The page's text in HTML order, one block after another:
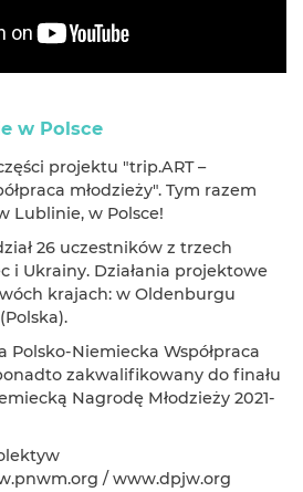
w Polsce
projektu "trip.ART –
młodzieży". Tym razem
Lublinie, w Polsce!
26 uczestników z trzech
i Ukrainy. Działania projektowe
krajach: w Oldenburgu
Polsko-Niemiecka Współpraca
zakwalifikowany do finału
Nagrodę Młodzieży 2021-
/ www.dpjw.org